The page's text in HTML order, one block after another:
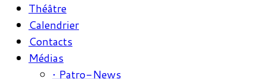
Théâtre
Calendrier
Contacts
Médias
• Patro-News